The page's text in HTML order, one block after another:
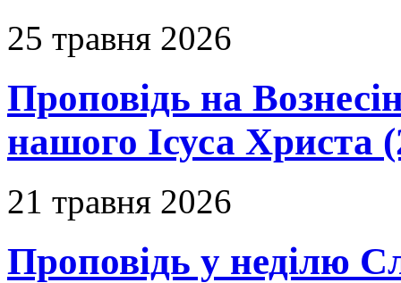
25 травня 2026
Проповідь на
нашого Ісуса Христа
21 травня 2026
Проповідь у неділю